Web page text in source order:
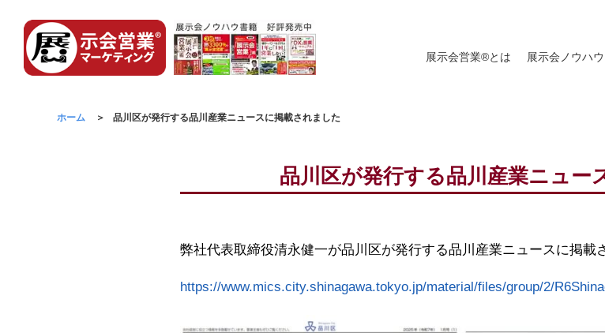
展示会営業®とは 展示会ノウハウ
ホーム 品川区が発行する品川産業ニュースに掲載されました
品川区が発行する品川産業ニュー
弊社代表取締役清永健一が品川区が発行する品川産業ニュースに掲載
https://www.mics.city.shinagawa.tokyo.jp/material/files/group/2/